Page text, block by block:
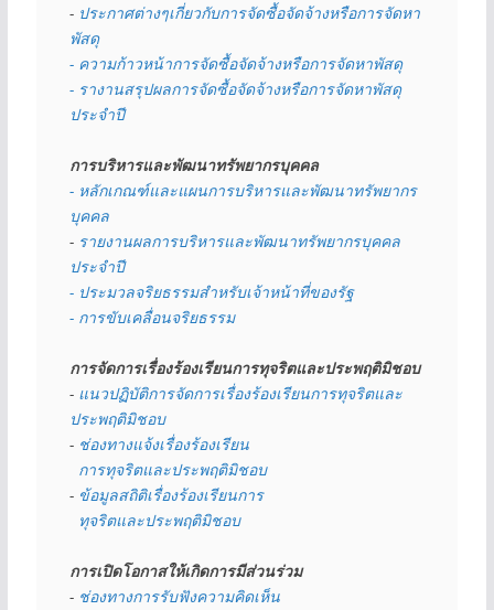
- ประกาศต่างๆเกี่ยวกับการจัดซื้อจัดจ้างหรือการจัดหา
พัสดุ
- ความก้าวหน้าการจัดซื้อจัดจ้างหรือการจัดหาพัสดุ
- รางานสรุปผลการจัดซื้อจัดจ้างหรือการจัดหาพัสดุ
ประจำปี
การบริหารและพัฒนาทรัพยากรบุคคล
- หลักเกณฑ์และแผนการบริหารและพัฒนาทรัพยากร
บุคคล
- รายงานผลการบริหารและพัฒนาทรัพยากรบุคคล
ประจำปี
- ประมวลจริยธรรมสำหรับเจ้าหน้าที่ของรัฐ
- การขับเคลื่อนจริยธรรม
การจัดการเรื่องร้องเรียนการทุจริตและประพฤติมิชอบ
- แนวปฏิบัติการจัดการเรื่องร้องเรียนการทุจริตและ
ประพฤติมิชอบ
- ช่องทางแจ้งเรื่องร้องเรียน
  การทุจริตและประพฤติมิชอบ
- ข้อมูลสถิติเรื่องร้องเรียนการ
  ทุจริตและประพฤติมิชอบ
การเปิดโอกาสให้เกิดการมีส่วนร่วม
- ช่องทางการรับฟังความคิดเห็น